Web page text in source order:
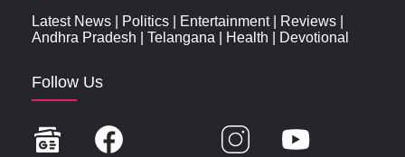
Latest News Politics Entertainment| Reviews
Andhra Pradesh
Telangana Health Devotional
Follow Us